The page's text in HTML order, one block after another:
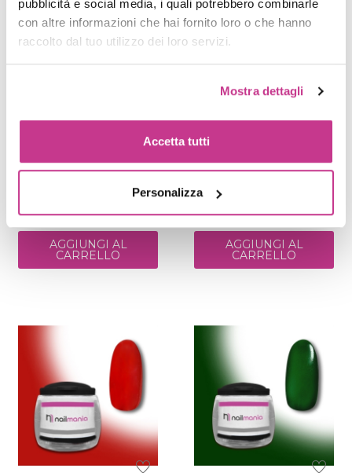
pubblicità e social media, i quali potrebbero combinarle
con altre informazioni che hai fornito loro o che hanno
raccolto dal tuo utilizzo dei loro servizi.
Mostra dettagli
Accetta tutti
Personalizza
Codice:67
Light Grey Gel Color 5ml
€ 4,99
AGGIUNGI AL
CARRELLO
Codice:76
Gazpacho Gel Color 5ml
€ 4,99
AGGIUNGI AL
CARRELLO